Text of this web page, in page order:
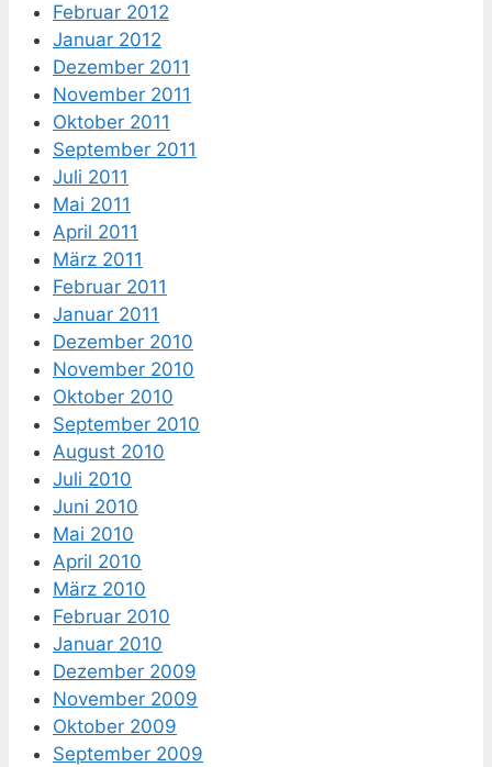
Februar 2012
Januar 2012
Dezember 2011
November 2011
Oktober 2011
September 2011
Juli 2011
Mai 2011
April 2011
März 2011
Februar 2011
Januar 2011
Dezember 2010
November 2010
Oktober 2010
September 2010
August 2010
Juli 2010
Juni 2010
Mai 2010
April 2010
März 2010
Februar 2010
Januar 2010
Dezember 2009
November 2009
Oktober 2009
September 2009